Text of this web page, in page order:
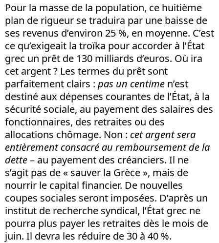
Pour la masse de la population, ce huitième
plan de rigueur se traduira par une baisse de
ses revenus d’environ 25 %, en moyenne. C’est
ce qu’exigeait la troïka pour accorder à l’État
grec un prêt de 130 milliards d’euros. Où ira
cet argent ? Les termes du prêt sont
parfaitement clairs : pas un centime n’est
destiné aux dépenses courantes de l’État, à la
sécurité sociale, au payement des salaires des
fonctionnaires, des retraites ou des
allocations chômage. Non : cet argent sera
entièrement consacré au remboursement de la
dette– au payement des créanciers. Il ne
s’agit pas de « sauver la Grèce », mais de
nourrir le capital financier. De nouvelles
coupes sociales seront imposées. D’après un
institut de recherche syndical, l’État grec ne
pourra plus payer les retraites dès le mois de
juin. Il devra les réduire de 30 à 40 %.